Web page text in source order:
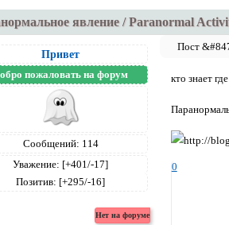
явление / Paranormal
Привет
пожаловать на форум
Сообщений: 114
Уважение: [+401/-17]
Позитив: [+295/-16]
кто знает
0